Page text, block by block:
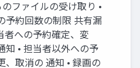
ファイルの受け取り •
予約回数の制限 共有漏
者への予約確定、変
知 • 担当者以外への予
、取消の 通知 • 録画の